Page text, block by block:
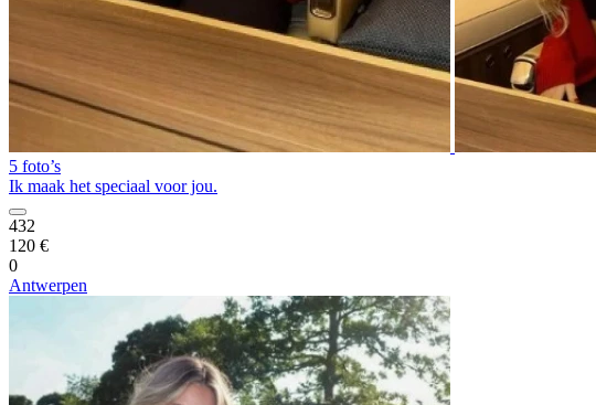
5 foto’s
Ik maak het speciaal voor jou.
432
120 €
0
Antwerpen